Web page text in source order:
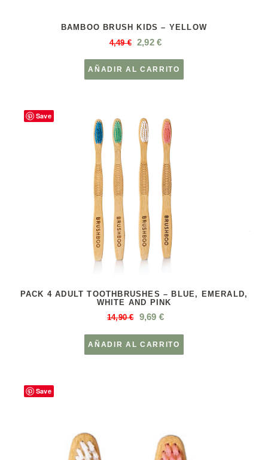
BAMBOO BRUSH KIDS – YELLOW
4,49€ 2,92€
AÑADIR AL CARRITO
Save
PACK 4 ADULT TOOTHBRUSHES – BLUE, EMERALD,
WHITE AND PINK
14,90€ 9,69 €
AÑADIR AL CARRITO
Save